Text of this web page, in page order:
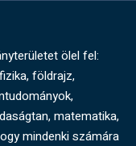
ölel fel:
földrajz,
matematika,
mindenki számára